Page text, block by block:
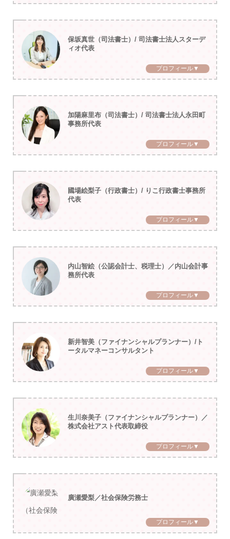
保坂真世（司法書士）/ 司法書士法人スターデ
ィオ代表
プロフィール▼
加陽麻里布（司法書士）/ 司法書士法人永田町
事務所代表
プロフィール▼
國場絵梨子（行政書士）/ りこ行政書士事務所
代表
プロフィール▼
内山智絵（公認会計士、税理士）／内山会計事
務所代表
プロフィール▼
新井智美（ファイナンシャルプランナー）/ト
ータルマネーコンサルタント
プロフィール▼
生川奈美子（ファイナンシャルプランナー）／
株式会社アスト代表取締役
プロフィール▼
廣瀬愛梨／社会保険労務士
プロフィール▼